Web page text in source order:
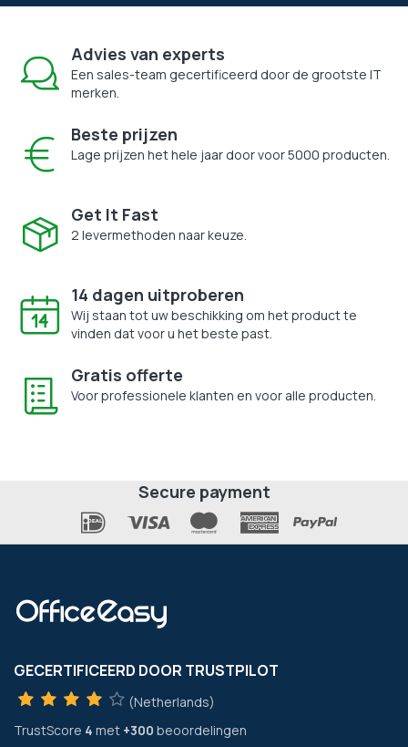
Advies van experts
Een sales-team gecertificeerd door de grootste IT
merken.
Beste prijzen
Lage prijzen het hele jaar door voor 5000 producten.
Get It Fast
2 levermethoden naar keuze.
14 dagen uitproberen
Wij staan tot uw beschikking om het product te
vinden dat voor u het beste past.
Gratis offerte
Voor professionele klanten en voor alle producten.
Secure payment
GECERTIFICEERD DOOR TRUSTPILOT
(Netherlands)
TrustScore 4 met +300 beoordelingen